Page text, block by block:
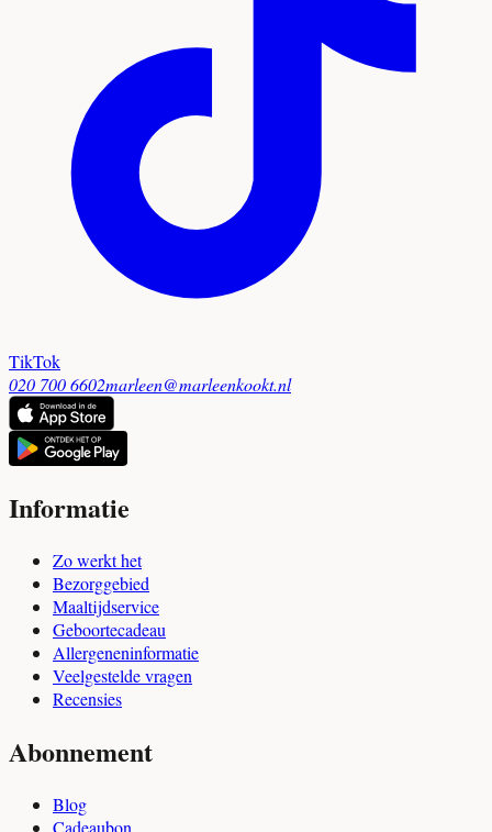
TikTok
020 700 6602marleen@marleenkookt.nl
Informatie
Zo werkt het
Bezorggebied
Maaltijdservice
Geboortecadeau
Allergeneninformatie
Veelgestelde vragen
Recensies
Abonnement
Blog
Cadeaubon